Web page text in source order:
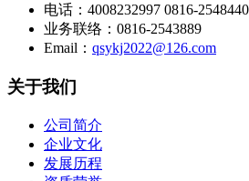
电话：4008232997 0816-
业务联络：0816-2543889
Email： qsykj2022@126.com
关于我们
公司简介
企业文化
发展历程